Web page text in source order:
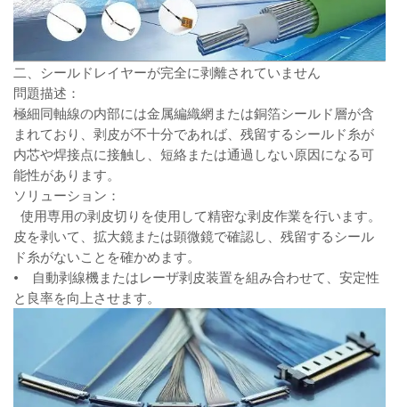
二、シールドレイヤーが完全に剥離されていません
問題描述：
極細同軸線の内部には金属編織網または銅箔シールド層が含
まれており、剥皮が不十分であれば、残留するシールド糸が
内芯や焊接点に接触し、短絡または通過しない原因になる可
能性があります。
ソリューション：
使用専用の剥皮切りを使用して精密な剥皮作業を行います。
皮を剥いて、拡大鏡または顕微鏡で確認し、残留するシール
ド糸がないことを確かめます。
• 自動剥線機またはレーザ剥皮装置を組み合わせて、安定性
と良率を向上させます。